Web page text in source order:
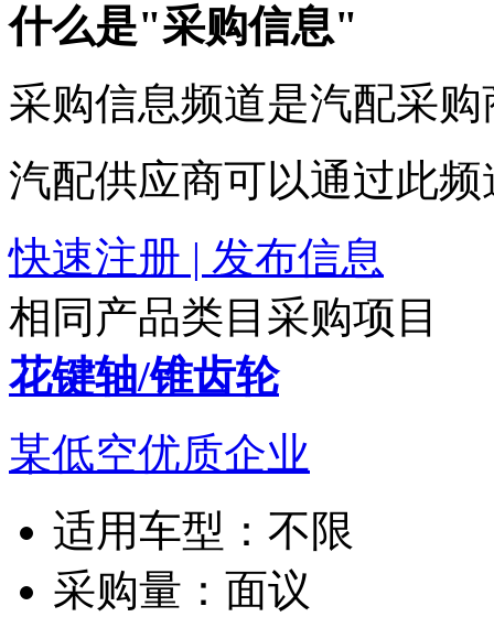
什么是"采购信息"
采购信息频道是汽配采
汽配供应商可以通过此
快速注册 | 发布信息
相同产品类目采购项目
花键轴/锥齿轮
某低空优质企业
适用车型： 不限
采购量： 面议